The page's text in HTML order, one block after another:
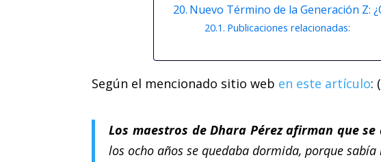
Nuevo Término de la Generación Z:
Publicaciones relacionadas:
Según el mencionado sitio web en este artículo:
Los maestros de Dhara Pérez afirman que
los ocho años se quedaba dormida, porque